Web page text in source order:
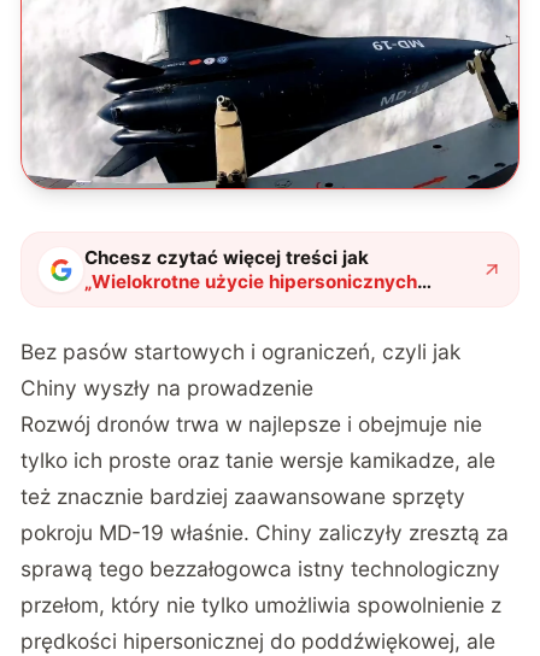
Chcesz czytać więcej treści jak
„Wielokrotne użycie hipersonicznych
dronów? Chiny opracowały drona MD-19,
Bez pasów startowych i ograniczeń, czyli jak
Chiny wyszły na prowadzenie
Rozwój dronów trwa w najlepsze i obejmuje nie
tylko ich proste oraz tanie wersje kamikadze, ale
też znacznie bardziej zaawansowane sprzęty
pokroju MD-19 właśnie. Chiny zaliczyły zresztą za
sprawą tego bezzałogowca istny technologiczny
przełom, który nie tylko umożliwia spowolnienie z
prędkości hipersonicznej do poddźwiękowej, ale